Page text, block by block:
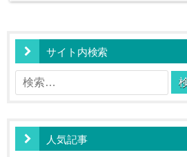
サイト内検索
検
索:
人気記事